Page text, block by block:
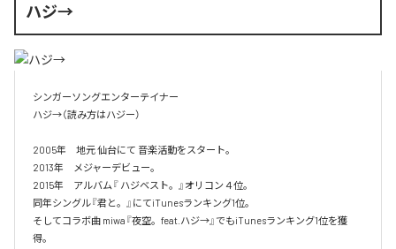
ハジ→
シンガーソングエンターテイナー
ハジ→（読み方はハジー）
2005年　地元 仙台にて 音楽活動をスタート。
2013年　メジャーデビュー。
2015年　アルバム『 ハジベスト。』オリコン４位。
同年シングル『君と。』にてiTunesランキング1位。
そしてコラボ曲 miwa『夜空。feat.ハジ→』でもiTunesランキング1位を獲
得。